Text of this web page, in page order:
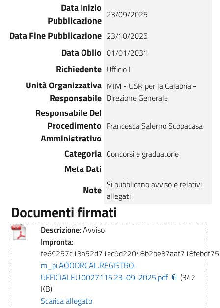
Data Inizio
Pubblicazione 23/09/2025
Data Fine Pubblicazione 23/10/2025
Data Oblio 01/01/2031
Richiedente Ufficio I
Unità Organizzativa
Responsabile
MIM - USR per la Calabria -
Direzione Generale
Responsabile Del
Procedimento
Amministrativo
Francesca Salerno Scopacasa
Categoria Concorsi e graduatorie
Meta Dati
Note Si pubblicano avviso e relativi
allegati
Documenti firmati
Descrizione: Avviso
Impronta:
m_pi.AOODRCAL.REGISTRO-
UFFICIALEU.0027115.23-09-2025.pdf
(342
KB)
Scarica allegato